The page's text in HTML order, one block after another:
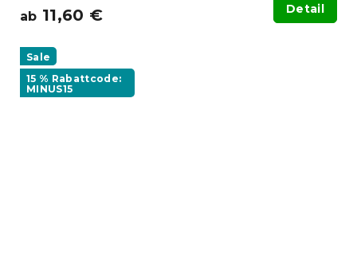
ab 11,60 € Detail
Sale
15 % Rabattcode:
MINUS15